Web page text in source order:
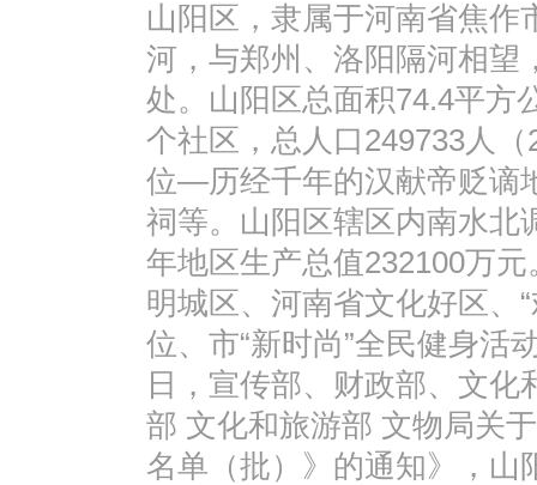
山阳区，隶属于河南省焦作
河，与郑州、洛阳隔河相望
处。山阳区总面积74.4平方
个社区，总人口249733人
位—历经千年的汉献帝贬谪
祠等。山阳区辖区内南水北
年地区生产总值232100万
明城区、河南省文化好区、
位、市“新时尚”全民健身活
日，宣传部、财政部、文
部 文化和旅游部 文物局关
名单（批）》的通知》，山